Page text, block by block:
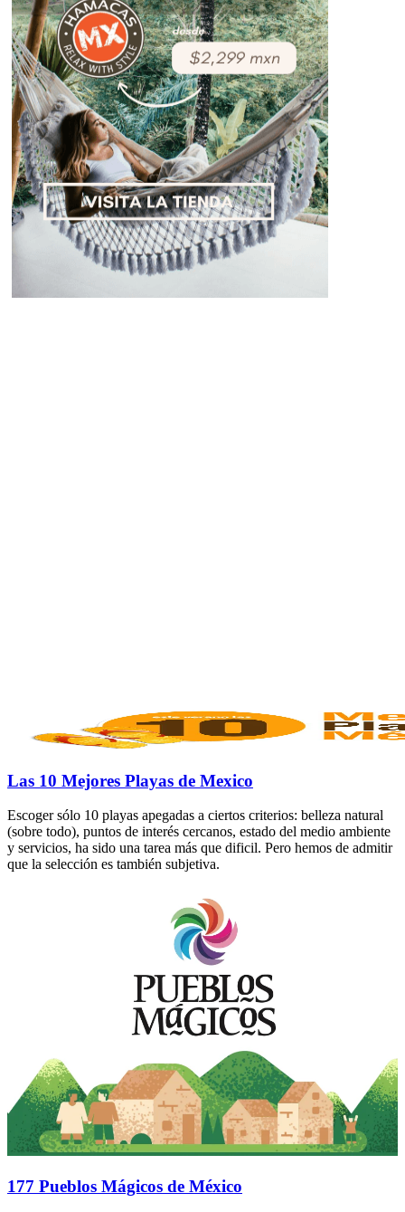
Las 10 Mejores Playas de Mexico
Escoger sólo 10 playas apegadas a ciertos criterios: belleza natural
(sobre todo), puntos de interés cercanos, estado del medio ambiente
y servicios, ha sido una tarea más que dificil. Pero hemos de admitir
que la selección es también subjetiva.
177 Pueblos Mágicos de México